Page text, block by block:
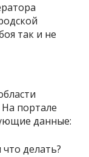
так и не
портале
данные: